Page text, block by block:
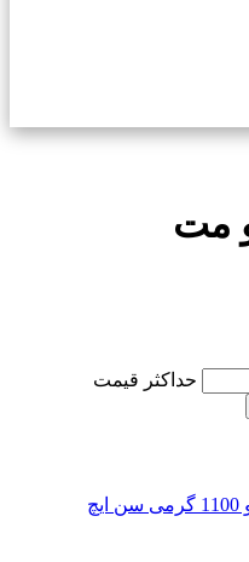
مت
حداكثر قيمت